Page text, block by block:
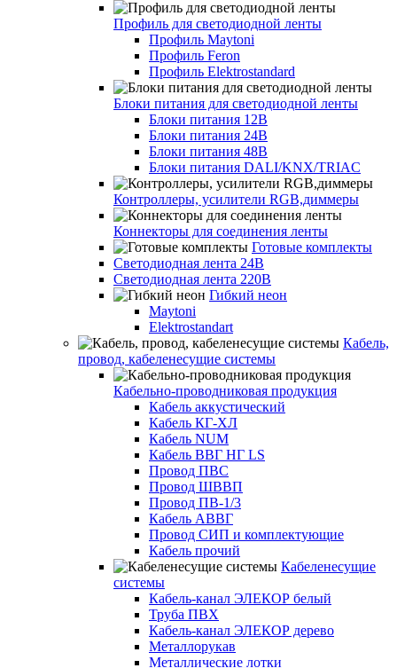
Профиль для светодиодной ленты
Профиль Maytoni
Профиль Feron
Профиль Elektrostandard
Блоки питания для светодиодной ленты
Блоки питания 12В
Блоки питания 24В
Блоки питания 48В
Блоки питания DALI/KNX/TRIAC
Контроллеры, усилители RGB,диммеры
Коннекторы для соединения ленты
Готовые комплекты
Светодиодная лента 24В
Светодиодная лента 220В
Гибкий неон
Maytoni
Elektrostandart
Кабель,
провод, кабеленесущие системы
Кабельно-проводниковая продукция
Кабель аккустический
Кабель КГ-ХЛ
Кабель NUM
Кабель ВВГ НГ LS
Провод ПВС
Провод ШВВП
Провод ПВ-1/3
Кабель АВВГ
Провод СИП и комплектующие
Кабель прочий
Кабеленесущие
системы
Кабель-канал ЭЛЕКОР белый
Труба ПВХ
Кабель-канал ЭЛЕКОР дерево
Металлорукав
Металлические лотки